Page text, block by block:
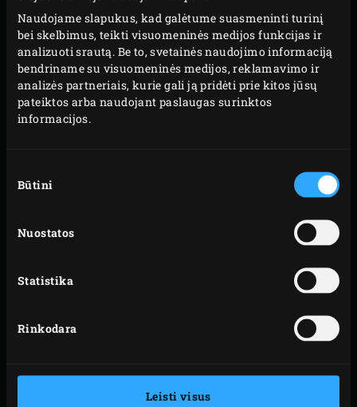
Naudojame slapukus, kad galėtume suasmeninti turinį
bei skelbimus, teikti visuomeninės medijos funkcijas ir
analizuoti srautą. Be to, svetainės naudojimo informaciją
bendriname su visuomeninės medijos, reklamavimo ir
analizės partneriais, kurie gali ją pridėti prie kitos jūsų
pateiktos arba naudojant paslaugas surinktos
informacijos.
pasirinkimas
Būtini
Nuostatos
Statistika
Rinkodara
Leisti visus
KERAMIKA
išskirtinės kokybės. Big Green Egg yra pagaminta iš